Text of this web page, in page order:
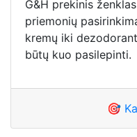
G&H prekinis
priemonių
kremų iki
būtų kuo pasilepinti.
🎯